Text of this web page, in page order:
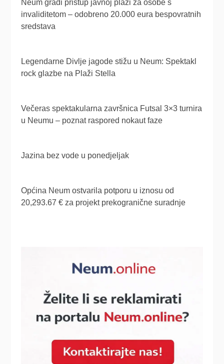
Neum gradi pristup javnoj plaži za osobe s
invaliditetom – odobreno 20.000 eura bespovratnih
sredstava
Legendarne Divlje jagode stižu u Neum: Spektakl
rock glazbe na Plaži Stella
Večeras spektakularna završnica Futsal 3×3 turnira
u Neumu – poznat raspored nokaut faze
Jazina bez vode u ponedjeljak
Općina Neum ostvarila potporu u iznosu od
20,293.67 € za projekt prekogranične suradnje